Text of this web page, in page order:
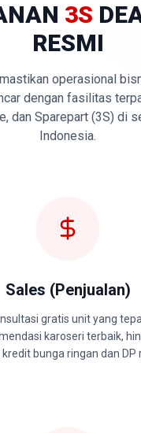
3S
RESMI
operasional
dengan fasilitas
dan Sparepart (3S) di
Indonesia.
Sales (Penjualan)
gratis unit yang
karoseri terbaik,
bunga ringan dan DP